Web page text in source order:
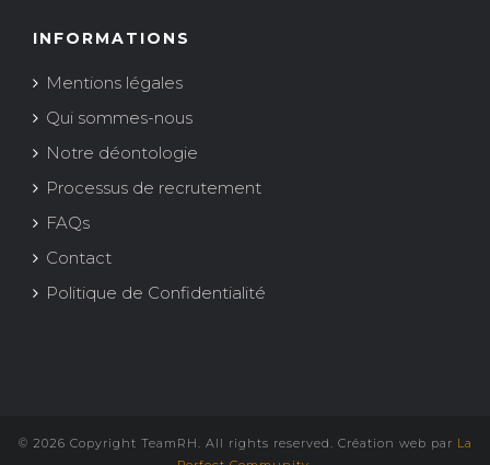
INFORMATIONS
Mentions légales
Qui sommes-nous
Notre déontologie
Processus de recrutement
FAQs
Contact
Politique de Confidentialité
© 2026 Copyright TeamRH. All rights reserved. Création web par La